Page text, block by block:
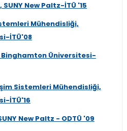
New Paltz-İTÜ '15
Mühendisliği,
İTÜ'08
Binghamton Üniversitesi-
Sistemleri Mühendisliği,
İTÜ'16
New Paltz - ODTÜ '09